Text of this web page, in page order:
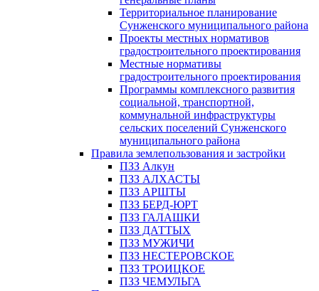
Территориальное планирование
Сунженского муниципального района
Проекты местных нормативов
градостроительного проектирования
Местные нормативы
градостроительного проектирования
Программы комплексного развития
социальной, транспортной,
коммунальной инфраструктуры
сельских поселений Сунженского
муниципального района
Правила землепользования и застройки
ПЗЗ Алкун
ПЗЗ АЛХАСТЫ
ПЗЗ АРШТЫ
ПЗЗ БЕРД-ЮРТ
ПЗЗ ГАЛАШКИ
ПЗЗ ДАТТЫХ
ПЗЗ МУЖИЧИ
ПЗЗ НЕСТЕРОВСКОЕ
ПЗЗ ТРОИЦКОЕ
ПЗЗ ЧЕМУЛЬГА